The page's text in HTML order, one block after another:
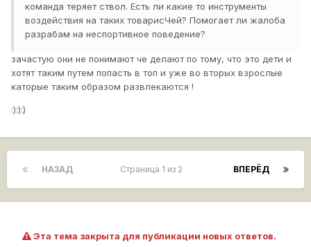
команда теряет ствол. Есть ли какие то инструменты
воздействия на таких товарисЧей? Помогает ли жалоба
разрабам на неспортивное поведение?
зачастую они не понимают че делают по тому, что это дети и
хотят таким путем попасть в топ и уже во вторых взрослые
каторые таким образом развлекаются !
:):):)
НАЗАД ВПЕРЁД
Страница 1 из 2
Эта тема закрыта для публикации новых ответов.